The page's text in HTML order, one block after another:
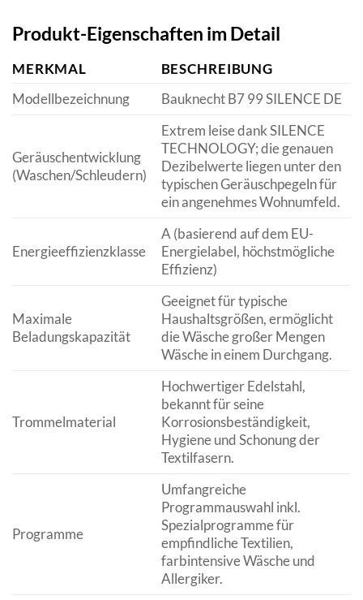
Produkt-Eigenschaften im Detail
MERKMAL
BESCHREIBUNG
Modellbezeichnung
Bauknecht B7 99 SILENCE DE
Geräuschentwicklung
(Waschen/Schleudern)
Extrem leise dank SILENCE
TECHNOLOGY; die genauen
Dezibelwerte liegen unter den
typischen Geräuschpegeln für
ein angenehmes Wohnumfeld.
Energieeffizienzklasse
A (basierend auf dem EU-
Energielabel, höchstmögliche
Effizienz)
Maximale
Beladungskapazität
Geeignet für typische
Haushaltsgrößen, ermöglicht
die Wäsche großer Mengen
Wäsche in einem Durchgang.
Trommelmaterial
Hochwertiger Edelstahl,
bekannt für seine
Korrosionsbeständigkeit,
Hygiene und Schonung der
Textilfasern.
Programme
Umfangreiche
Programmauswahl inkl.
Spezialprogramme für
empfindliche Textilien,
farbintensive Wäsche und
Allergiker.